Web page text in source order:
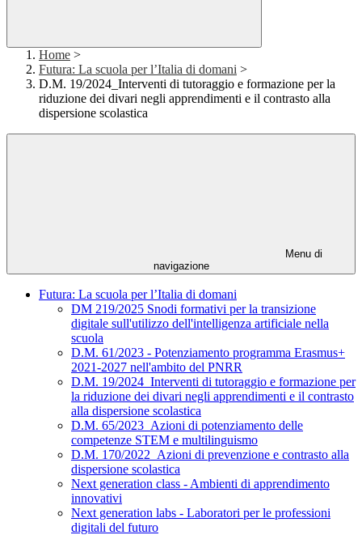
Home >
Futura: La scuola per l’Italia di domani >
D.M. 19/2024_Interventi di tutoraggio e formazione per la
riduzione dei divari negli apprendimenti e il contrasto alla
dispersione scolastica
Menu di
navigazione
Futura: La scuola per l’Italia di domani
DM 219/2025 Snodi formativi per la transizione
digitale sull'utilizzo dell'intelligenza artificiale nella
scuola
D.M. 61/2023 - Potenziamento programma Erasmus+
2021-2027 nell'ambito del PNRR
D.M. 19/2024_Interventi di tutoraggio e formazione per
la riduzione dei divari negli apprendimenti e il contrasto
alla dispersione scolastica
D.M. 65/2023_Azioni di potenziamento delle
competenze STEM e multilinguismo
D.M. 170/2022_Azioni di prevenzione e contrasto alla
dispersione scolastica
Next generation class - Ambienti di apprendimento
innovativi
Next generation labs - Laboratori per le professioni
digitali del futuro